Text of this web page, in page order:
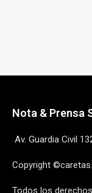
Nota & Prensa
Av. Guardia Civil
Copyright
Todos los